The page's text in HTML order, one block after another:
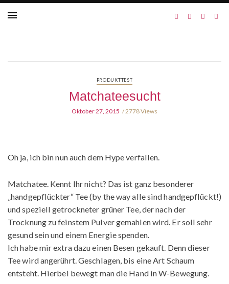
PRODUKTTEST
Matchateesucht
Oktober 27, 2015 2778 Views
Oh ja, ich bin nun auch dem Hype verfallen.
Matchatee. Kennt Ihr nicht? Das ist ganz besonderer
„handgepflückter“ Tee (by the way alle sind handgepflückt!)
und speziell getrockneter grüner Tee, der nach der
Trocknung zu feinstem Pulver gemahlen wird. Er soll sehr
gesund sein und einem Energie spenden.
Ich habe mir extra dazu einen Besen gekauft. Denn dieser
Tee wird angerührt. Geschlagen, bis eine Art Schaum
entsteht. Hierbei bewegt man die Hand in W-Bewegung.